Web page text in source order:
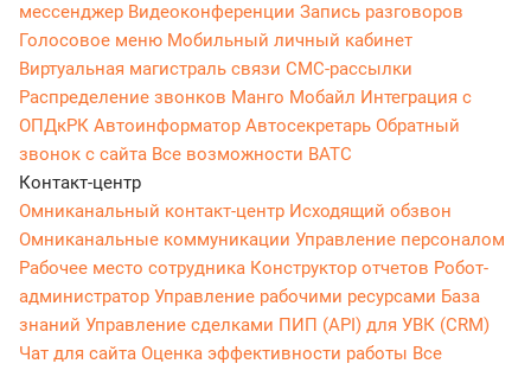
мессенджер Видеоконференции Запись разговоров
Голосовое меню Мобильный личный кабинет
Виртуальная магистраль связи СМС-рассылки
Распределение звонков Манго Мобайл Интеграция с
ОПДкРК Автоинформатор Автосекретарь Обратный
звонок с сайта Все возможности ВАТС
Контакт-центр
Омниканальный контакт-центр Исходящий обзвон
Омниканальные коммуникации Управление персоналом
Рабочее место сотрудника Конструктор отчетов Робот-
администратор Управление рабочими ресурсами База
знаний Управление сделками ПИП (API) для УВК (CRM)
Чат для сайта Оценка эффективности работы Все